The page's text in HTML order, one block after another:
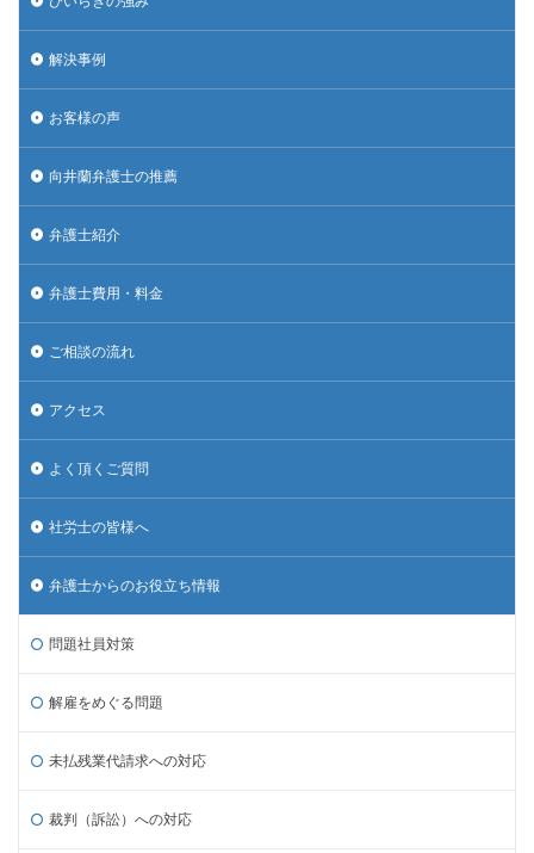
解決事例
お客様の声
向井蘭弁護士の推薦
弁護士紹介
弁護士費用・料金
ご相談の流れ
アクセス
よく頂くご質問
社労士の皆様へ
弁護士からのお役立ち情報
問題社員対策
解雇をめぐる問題
未払残業代請求への対応
裁判（訴訟）への対応